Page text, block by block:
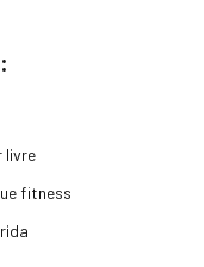
livre
fitness